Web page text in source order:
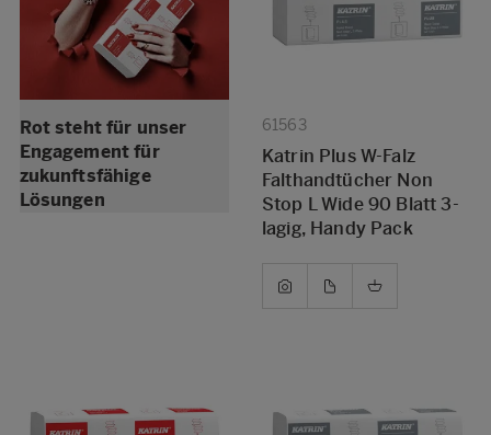
Rot steht für unser
Engagement für
zukunftsfähige
Lösungen
61563
Katrin Plus W-Falz
Falthandtücher Non
Stop L Wide 90 Blatt 3-
lagig, Handy Pack